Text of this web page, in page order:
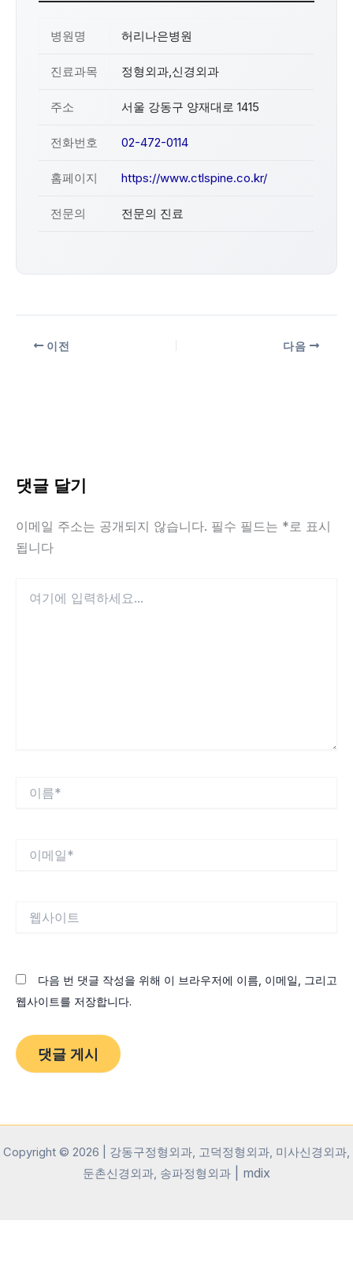
병원명 허리나은병원
진료과목 정형외과,신경외과
주소 서울 강동구 양재대로 1415
전화번호 02-472-0114
홈페이지 https://www.ctlspine.co.kr/
전문의 전문의 진료
이전 다음
댓글 달기
이메일 주소는 공개되지 않습니다. 필수 필드는 *로 표시
됩니다
다음 번 댓글 작성을 위해 이 브라우저에 이름, 이메일, 그리고
웹사이트를 저장합니다.
Copyright © 2026 | 강동구정형외과, 고덕정형외과, 미사신경외과,
둔촌신경외과, 송파정형외과
mdix